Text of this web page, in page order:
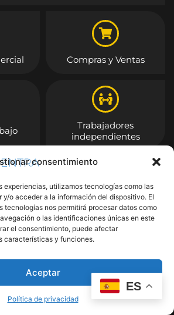
consentimiento
experiencias, utilizamos tecnologías como las
o acceder a la información del dispositivo. El
tecnologías nos permitirá procesar datos como
o las identificaciones únicas en este
el consentimiento, puede afectar
características y funciones.
Aceptar
Política de privacidad
Compras y Ventas
Trabajadores
independientes
Entrar
ES